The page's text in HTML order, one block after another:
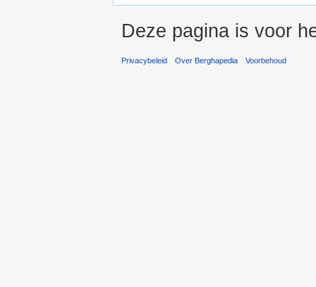
Deze pagina is voor
Privacybeleid Over Berghapedia Voorbehoud